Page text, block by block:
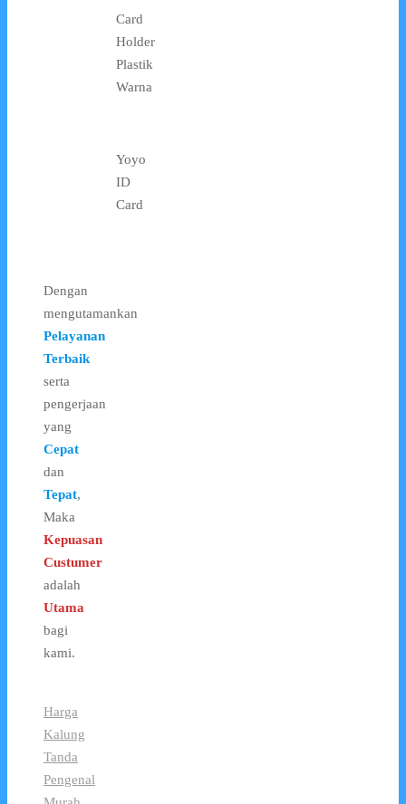
Card
Holder
Plastik
Warna
Yoyo
ID
Card
Dengan
mengutamankan
Pelayanan
Terbaik
serta
pengerjaan
yang
Cepat
dan
Tepat,
Maka
Kepuasan
Custumer
adalah
Utama
bagi
kami.
Harga
Kalung
Tanda
Pengenal